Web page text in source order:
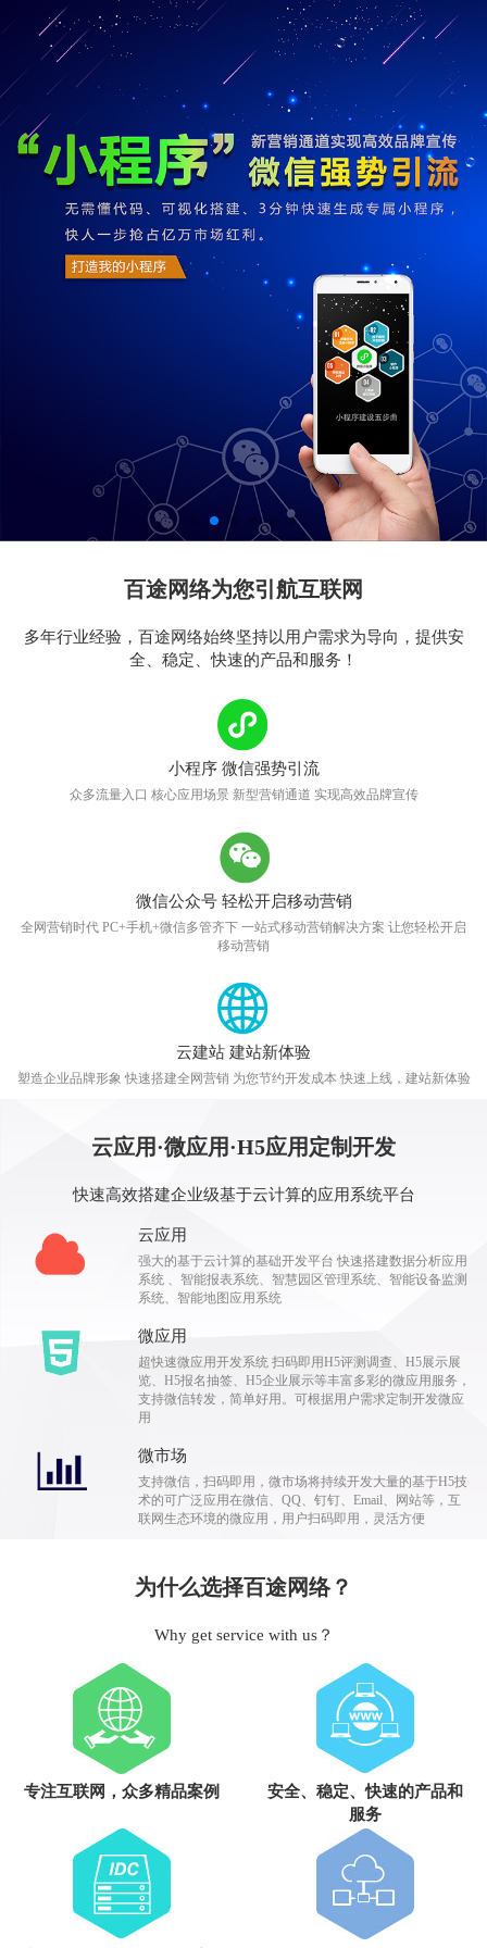
百途网络为您引航互联网
多年行业经验，百途网络始终坚持以用户需求为导向，提供安
全、稳定、快速的产品和服务！
小程序 微信强势引流
众多流量入口 核心应用场景 新型营销通道 实现高效品牌宣传
微信公众号 轻松开启移动营销
全网营销时代 PC+手机+微信多管齐下 一站式移动营销解决方案 让您轻松开启
移动营销
云建站 建站新体验
塑造企业品牌形象 快速搭建全网营销 为您节约开发成本 快速上线，建站新体验
云应用·微应用·H5应用定制开发
快速高效搭建企业级基于云计算的应用系统平台
云应用
强大的基于云计算的基础开发平台 快速搭建数据分析应用
系统 、智能报表系统、智慧园区管理系统、智能设备监测
系统、智能地图应用系统
微应用
超快速微应用开发系统 扫码即用H5评测调查、H5展示展
览、H5报名抽签、H5企业展示等丰富多彩的微应用服务，
支持微信转发，简单好用。可根据用户需求定制开发微应
用
微市场
支持微信，扫码即用，微市场将持续开发大量的基于H5技
术的可广泛应用在微信、QQ、钉钉、Email、网站等，互
联网生态环境的微应用，用户扫码即用，灵活方便
为什么选择百途网络？
Why get service with us？
专注互联网，众多精品案例
安全、稳定、快速的产品和
服务